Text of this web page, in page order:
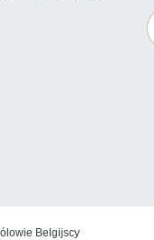
Belgijscy